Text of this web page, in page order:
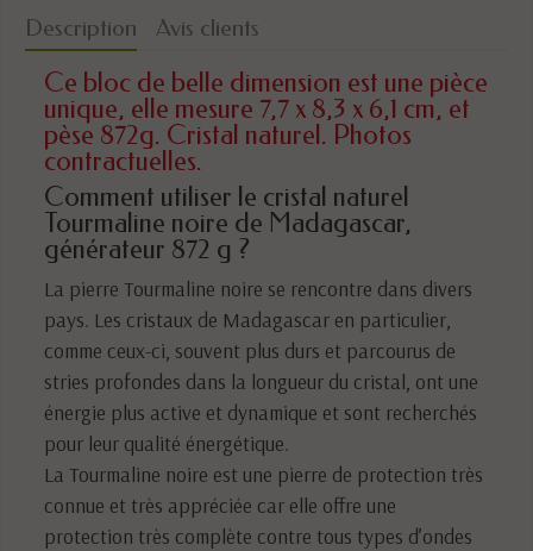
Description Avis clients
Ce bloc de belle dimension est une pièce
unique, elle mesure 7,7 x 8,3 x 6,1 cm, et
pèse 872g. Cristal naturel. Photos
contractuelles.
Comment utiliser le cristal naturel
Tourmaline noire de Madagascar,
générateur 872 g ?
La pierre Tourmaline noire se rencontre dans divers
pays. Les cristaux de Madagascar en particulier,
comme ceux-ci, souvent plus durs et parcourus de
stries profondes dans la longueur du cristal, ont une
énergie plus active et dynamique et sont recherchés
pour leur qualité énergétique.
La Tourmaline noire est une pierre de protection très
connue et très appréciée car elle offre une
protection très complète contre tous types d’ondes